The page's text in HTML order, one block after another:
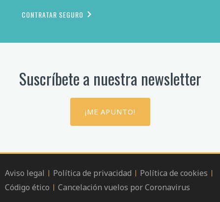
CONTRATAR SEGURO
Suscríbete a nuestra newsletter
¡ME APUNTO!
Aviso legal Política de privacidad
Política de cookies
Código ético
Cancelación vuelos por Coronavirus